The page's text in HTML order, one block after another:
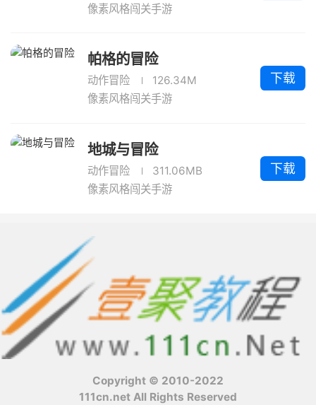
像素风格闯关手游
帕格的冒险
动作冒险
126.34M
像素风格闯关手游
下载
地城与冒险
动作冒险
311.06MB
像素风格闯关手游
下载
Copyright © 2010-2022
111cn.net All Rights Reserved